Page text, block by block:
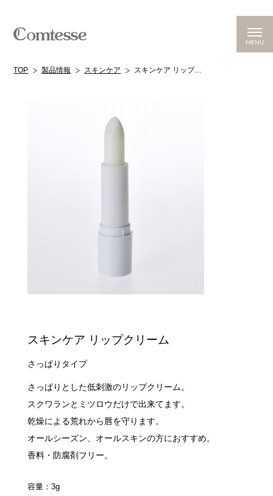
MENU
TOP 製品情報 スキンケア スキンケア リップクリーム（さっぱりタイプ）
スキンケア リップクリーム
さっぱりタイプ
さっぱりとした低刺激のリップクリーム。
スクワランとミツロウだけで出来てます。
乾燥による荒れから唇を守ります。
オールシーズン、オールスキンの方におすすめ。
香料・防腐剤フリー。
容量：3g